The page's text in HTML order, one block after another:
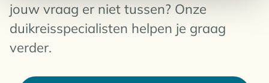
jouw vraag er niet tussen? Onze
duikreisspecialisten helpen je graag
verder.